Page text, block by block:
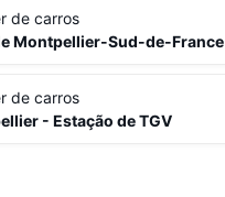
de carros
Montpellier-Sud-de-France
de carros
- Estação de TGV